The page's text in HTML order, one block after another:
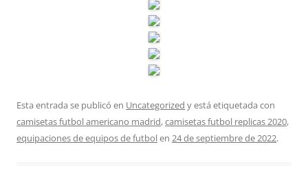
Esta entrada se publicó en Uncategorized y está etiquetada con
camisetas futbol americano madrid,camisetas futbol replicas 2020,
equipaciones de equipos de futbolen 24 de septiembre de 2022.